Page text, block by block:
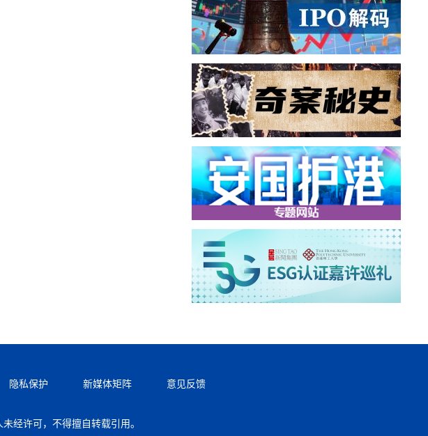
隐私保护 新媒体矩阵 意见反馈
经许可，不得擅自转载引用。